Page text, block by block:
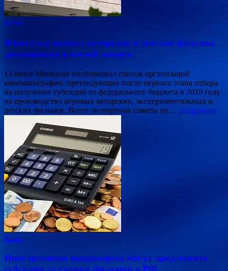
Кино
Минкульт назвал авторские и детские фильмы,
допущенные к очной защите
13 июня Минкульт опубликовал список организаций
кинематографии, претендующих после первого этапа отбора
на получение субсидий из федерального бюджета в 2019 году
на производство игровых авторских, экспериментальных и
детских фильмов. Всего экспертные советы по… Подробнее
Кино
Иностранным продюсерам могут предложить
субсидии за съемки фильмов в РФ